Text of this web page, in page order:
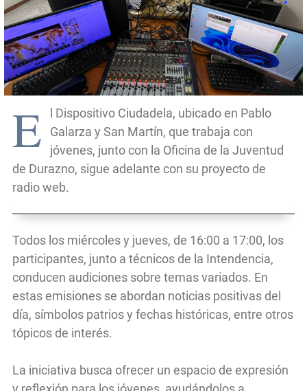
E
l Dispositivo Ciudadela, ubicado en Pablo
Galarza y San Martín, que trabaja con
jóvenes, junto con la Oficina de la Juventud
de Durazno, sigue adelante con su proyecto de
radio web.
Todos los miércoles y jueves, de 16:00 a 17:00, los
participantes, junto a técnicos de la Intendencia,
conducen audiciones sobre temas variados. En
estas emisiones se abordan noticias positivas del
día, símbolos patrios y fechas históricas, entre otros
tópicos de interés.
La iniciativa busca ofrecer un espacio de expresión